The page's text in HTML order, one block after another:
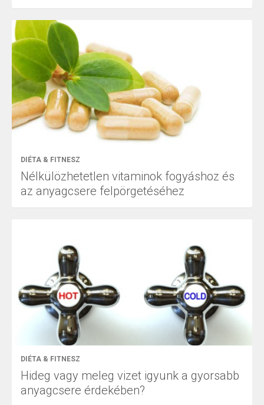
DIÉTA & FITNESZ
Nélkülözhetetlen vitaminok fogyáshoz és
az anyagcsere felpörgetéséhez
DIÉTA & FITNESZ
Hideg vagy meleg vizet igyunk a gyorsabb
anyagcsere érdekében?